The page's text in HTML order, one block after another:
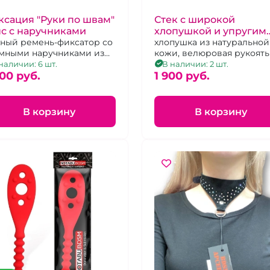
"Руки по швам"
с наручниками
ремень-фиксатор со
наручниками из
кожи с
фурнитурой
6 шт.
pуб.
В корзину
Стек с широкой
хлопушкой и упругим
прутиком "Готика"
хлопушка из натуральной
кожи, велюровая рукоять
В наличии: 2 шт.
1 900 pуб.
В корзину